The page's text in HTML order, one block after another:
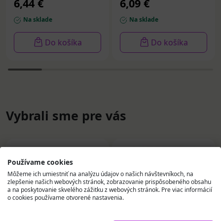
6,44 €
Na sklade
Do košíka
6,09 €
Na sklade
Do košíka
Vybrali sme pre vás
Používame cookies
Môžeme ich umiestniť na analýzu údajov o našich návštevníkoch, na
zlepšenie našich webových stránok, zobrazovanie prispôsobeného obsahu
a na poskytovanie skvelého zážitku z webových stránok. Pre viac informácií
o cookies používame otvorené nastavenia.